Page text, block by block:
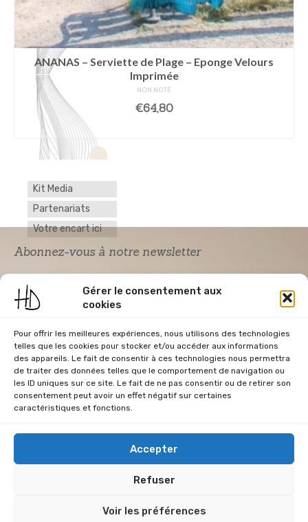
Gérer le consentement aux
cookies
Pour offrir les meilleures expériences, nous utilisons des technologies
telles que les cookies pour stocker et/ou accéder aux informations
des appareils. Le fait de consentir à ces technologies nous permettra
de traiter des données telles que le comportement de navigation ou
les ID uniques sur ce site. Le fait de ne pas consentir ou de retirer son
consentement peut avoir un effet négatif sur certaines
caractéristiques et fonctions.
Accepter
Refuser
Voir les préférences
ANANAS – Serviette de Plage – Eponge Velours
Imprimée
NON NOTÉ
€64,80
Kit Media
Partenariats
Votre encart ici
Abonnez-vous à notre newsletter
Acceptation RGPD
*
J'accepte la politique de confidentialité du
site Home & Déco
Plan du site RGPD Politique de cookies (UE)